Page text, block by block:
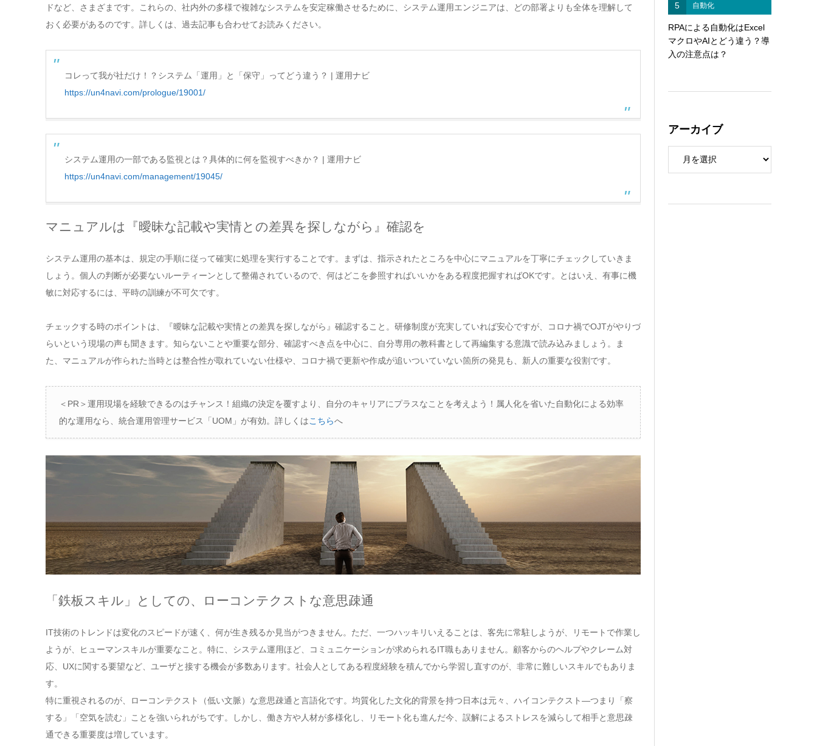
ドなど、さまざまです。これらの、社内外の多様で複雑なシステムを安定稼働させるために、システム運用エンジニアは、どの部署よりも全体を理解して
おく必要があるのです。詳しくは、過去記事も合わせてお読みください。
コレって我が社だけ！？システム「運用」と「保守」ってどう違う？ | 運用ナビ
https://un4navi.com/prologue/19001/
システム運用の一部である監視とは？具体的に何を監視すべきか？ | 運用ナビ
https://un4navi.com/management/19045/
マニュアルは『曖昧な記載や実情との差異を探しながら』確認を
システム運用の基本は、規定の手順に従って確実に処理を実行することです。まずは、指示されたところを中心にマニュアルを丁寧にチェックしていきま
しょう。個人の判断が必要ないルーティーンとして整備されているので、何はどこを参照すればいいかをある程度把握すればOKです。とはいえ、有事に機
敏に対応するには、平時の訓練が不可欠です。
チェックする時のポイントは、『曖昧な記載や実情との差異を探しながら』確認すること。研修制度が充実していれば安心ですが、コロナ禍でOJTがやりづ
らいという現場の声も聞きます。知らないことや重要な部分、確認すべき点を中心に、自分専用の教科書として再編集する意識で読み込みましょう。ま
た、マニュアルが作られた当時とは整合性が取れていない仕様や、コロナ禍で更新や作成が追いついていない箇所の発見も、新人の重要な役割です。
＜PR＞運用現場を経験できるのはチャンス！組織の決定を覆すより、自分のキャリアにプラスなことを考えよう！属人化を省いた自動化による効率
的な運用なら、統合運用管理サービス「UOM」が有効。詳しくはこちらへ
「鉄板スキル」としての、ローコンテクストな意思疎通
IT技術のトレンドは変化のスピードが速く、何が生き残るか見当がつきません。ただ、一つハッキリいえることは、客先に常駐しようが、リモートで作業し
ようが、ヒューマンスキルが重要なこと。特に、システム運用ほど、コミュニケーションが求められるIT職もありません。顧客からのヘルプやクレーム対
応、UXに関する要望など、ユーザと接する機会が多数あります。社会人としてある程度経験を積んでから学習し直すのが、非常に難しいスキルでもありま
す。
特に重視されるのが、ローコンテクスト（低い文脈）な意思疎通と言語化です。均質化した文化的背景を持つ日本は元々、ハイコンテクスト―つまり「察
する」「空気を読む」ことを強いられがちです。しかし、働き方や人材が多様化し、リモート化も進んだ今、誤解によるストレスを減らして相手と意思疎
通できる重要度は増しています。
5 自動化
RPAによる自動化はExcel
マクロやAIとどう違う？導
入の注意点は？
アーカイブ